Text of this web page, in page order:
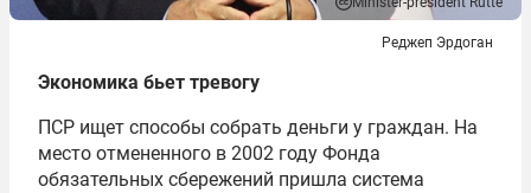
Реджеп Эрдоган
Экономика бьет тревогу
ПСР ищет способы собрать деньги у граждан. На
место отмененного в 2002 году Фонда
обязательных сбережений пришла система